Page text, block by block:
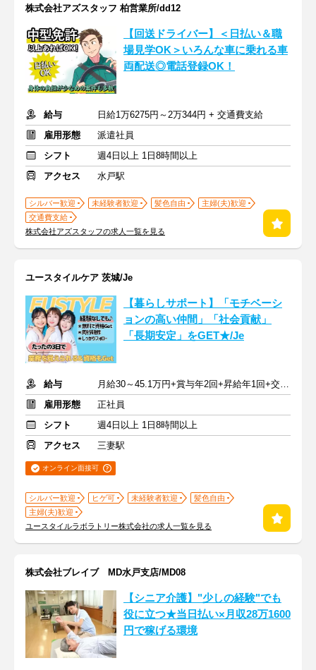
株式会社アズスタッフ 柏営業所/dd12
【回送ドライバー】＜日払い＆職
場見学OK＞いろんな車に乗れる車
両配送◎電話登録OK！
給与
日給1万6275円～2万344円 + 交通費支給
雇用形態
派遣社員
シフト
週4日以上 1日8時間以上
アクセス
水戸駅
シルバー歓迎 未経験者歓迎 髪色自由
主婦(夫)歓迎
交通費支給
株式会社アズスタッフの求人一覧を見る
ユースタイルケア 茨城/Je
【暮らしサポート】「モチベーシ
ョンの高い仲間」「社会貢献」
「長期安定」をGET★/Je
給与
月給30～45.1万円+賞与年2回+昇給年1回+交通費全額
雇用形態
正社員
シフト
週4日以上 1日8時間以上
アクセス
三妻駅
オンライン面接可
シルバー歓迎 ヒゲ可 未経験者歓迎
髪色自由
主婦(夫)歓迎
ユースタイルラボラトリー株式会社の求人一覧を見る
株式会社ブレイブ MD水戸支店/MD08
【シニア介護】"少しの経験"でも
役に立つ★当日払い×月収28万1600
円で稼げる環境